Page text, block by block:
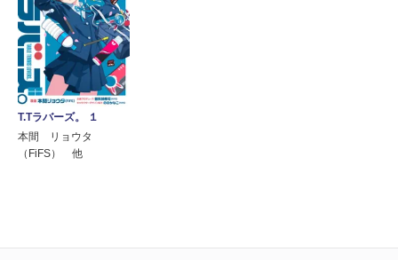
T.Tラバーズ。 １
本間 リョウタ
（FiFS） 他